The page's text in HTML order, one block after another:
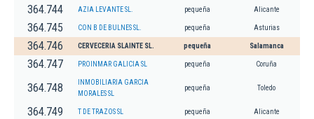
364.744 AZIA LEVANTE SL. pequeña Alicante
364.745 CON B DE BULNES SL. pequeña Asturias
364.746 CERVECERIA SLAINTE SL. pequeña Salamanca
364.747 PROINMAR GALICIA SL pequeña Coruña
364.748
INMOBILIARIA GARCIA
MORALES SL
pequeña Toledo
364.749 T DE TRAZOS SL pequeña Alicante